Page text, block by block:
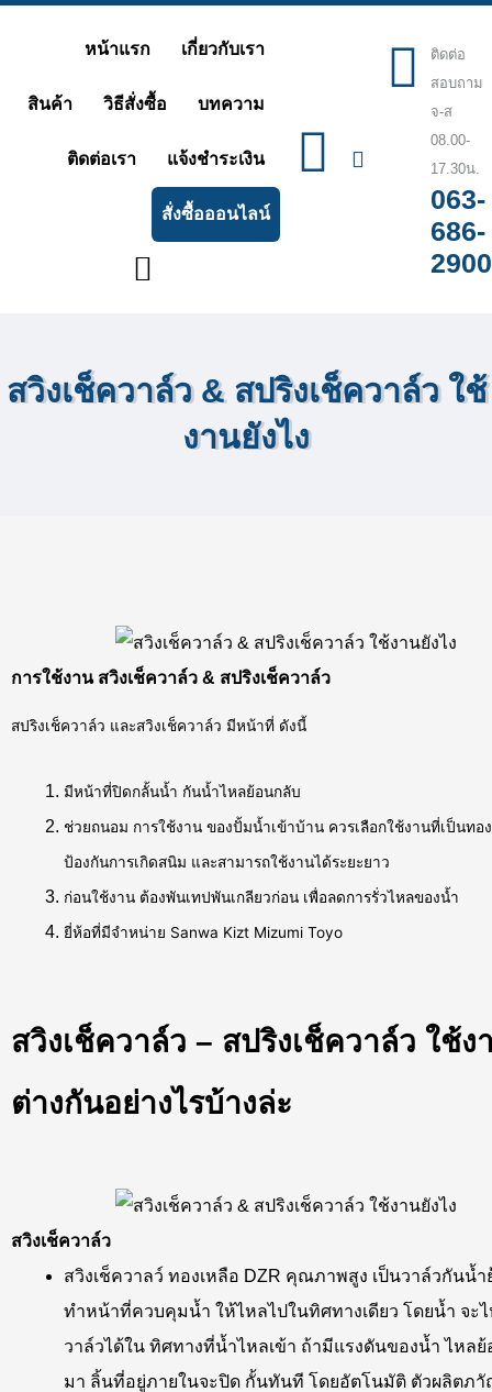
content
หน้าแรก เกี่ยวกับเรา
สินค้า วิธีสั่งซื้อ บทความ
ติดต่อเรา แจ้งชำระเงิน
สั่งซื้อออนไลน์
ติดต่อ
สอบถาม
จ-ส
08.00-
17.30น.
063-
686-
2900
สวิงเช็ควาล์ว & สปริงเช็ควาล์ว ใช้
งานยังไง
การใช้งาน สวิงเช็ควาล์ว & สปริงเช็ควาล์ว
สปริงเช็ควาล์ว และสวิงเช็ควาล์ว มีหน้าที่ ดังนี้
มีหน้าที่ปิดกลั้นน้ำ กันน้ำไหลย้อนกลับ
ช่วยถนอม การใช้งาน ของปั้มน้ำเข้าบ้าน ควรเลือกใช้งานที่เป็นทอง
ป้องกันการเกิดสนิม และสามารถใช้งานได้ระยะยาว
ก่อนใช้งาน ต้องพันเทปพันเกลียวก่อน เพื่อลดการรั่วไหลของน้ำ
ยี่ห้อที่มีจำหน่าย Sanwa Kizt Mizumi Toyo
สวิงเช็ควาล์ว – สปริงเช็ควาล์ว ใช้ง
ต่างกันอย่างไรบ้างล่ะ
สวิงเช็ควาล์ว
สวิงเช็ควาลว์ ทองเหลือ DZR คุณภาพสูง เป็นวาล์วกันน้
ทำหน้าที่ควบคุมน้ำ ให้ไหลไปในทิศทางเดียว โดยน้ำ จะ
วาล์วได้ใน ทิศทางที่น้ำไหลเข้า ถ้ามีแรงดันของน้ำ ไหล
มา ลิ้นที่อยู่ภายในจะปิด กั้นทันที โดยอัตโนมัติ ตัวผลิตภ